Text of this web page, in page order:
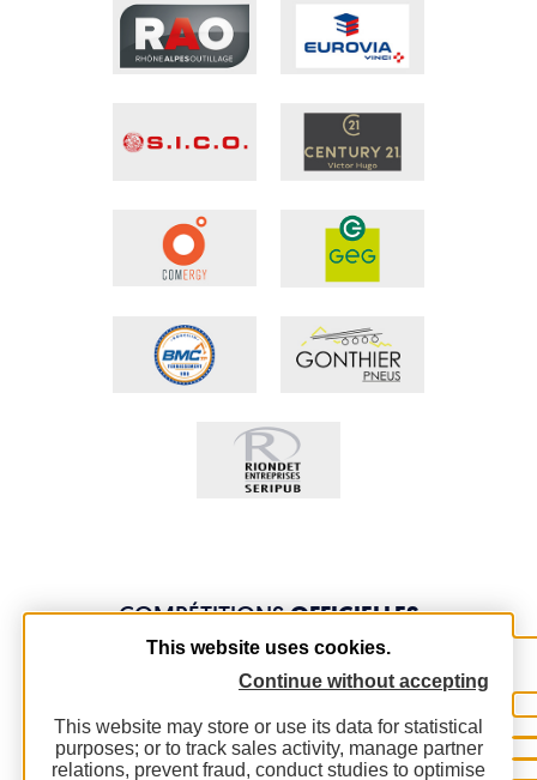
COMPÉTITIONSOFFICIELLES
This website uses cookies.
Continue without accepting
This website may store or use its data for statistical
purposes; or to track sales activity, manage partner
relations, prevent fraud, conduct studies to optimise